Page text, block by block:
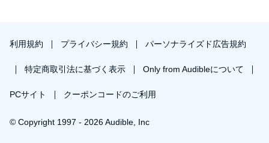
利用規約 プライバシー規約 パーソナライズド広告規約
特定商取引法に基づく表示 Only from Audibleについて
PCサイト クーポンコードのご利用
© Copyright 1997 - 2026 Audible, Inc